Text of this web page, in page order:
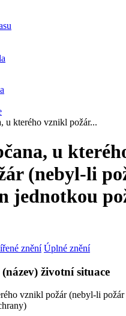
u kterého vznikl požár...
u
(nebyl-li
jednotkou
znění Úplné znění
životní situace
vznikl požár (nebyl-li